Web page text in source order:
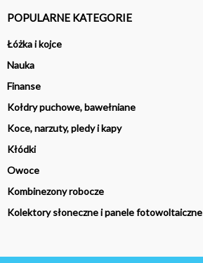
POPULARNE KATEGORIE
Łóżka i kojce
Nauka
Finanse
Kołdry puchowe, bawełniane
Koce, narzuty, pledy i kapy
Kłódki
Owoce
Kombinezony robocze
Kolektory słoneczne i panele fotowoltaiczne